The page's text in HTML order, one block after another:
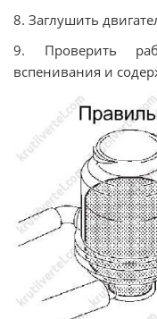
8. Заглушить
9. Проверить
вспенивания и